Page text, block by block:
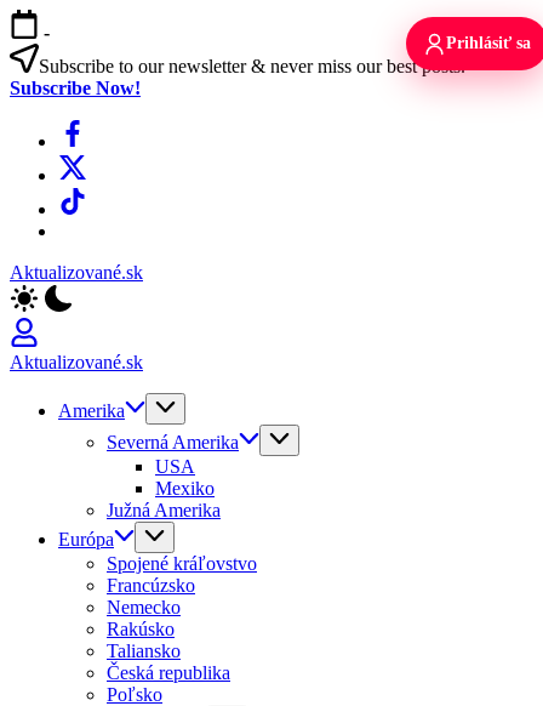
Skip
to
content
-
Subscribe to our newsletter & never miss our best posts.
Subscribe Now!
Facebook
X
TikTok
Aktualizované.sk
Aktualizované.sk
Amerika
Severná Amerika
USA
Mexiko
Južná Amerika
Európa
Spojené kráľovstvo
Francúzsko
Nemecko
Rakúsko
Taliansko
Česká republika
Poľsko
Prihlásiť sa